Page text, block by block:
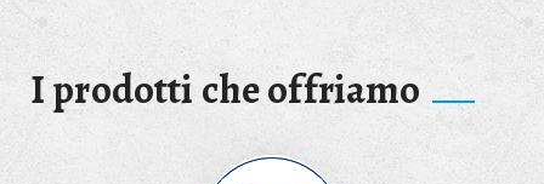
I prodotti che offriamo